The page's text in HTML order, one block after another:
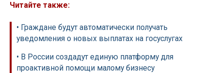
Читайте также:
• Граждане будут автоматически получать
уведомления о новых выплатах на госуслугах
• В России создадут единую платформу для
проактивной помощи малому бизнесу